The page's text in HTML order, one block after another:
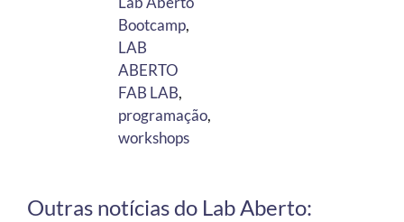
Bootcamp,
LAB
ABERTO
FAB LAB,
programação,
workshops
Outras notícias do Lab Aberto: